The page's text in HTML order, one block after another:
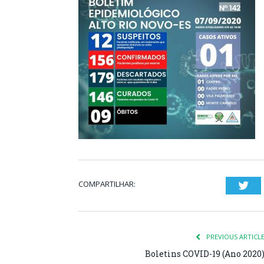
COMPARTILHAR:
PREVIOUS ARTICLE
Boletins COVID-19 (Ano 2020)